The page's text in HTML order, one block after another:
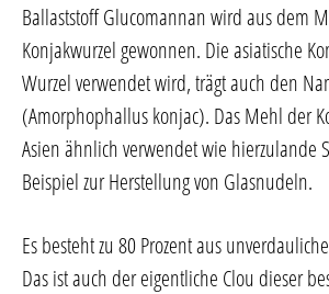
Ballaststoff Glucomannan wird aus dem
Konjakwurzel gewonnen. Die asiatische
Wurzel verwendet wird, trägt auch den
(Amorphophallus konjac). Das Mehl der
Asien ähnlich verwendet wie hierzulande
Beispiel zur Herstellung von Glasnudeln.
Es besteht zu 80 Prozent aus
Das ist auch der eigentliche Clou dieser